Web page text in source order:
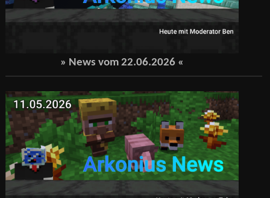
» News vom 22.06.2026«